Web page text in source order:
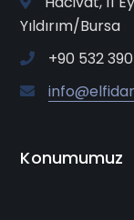
Yıldırım/Bursa
+90 532 390
Konumumuz